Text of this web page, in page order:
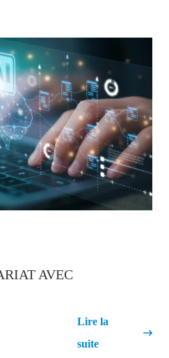
AVEC
Lire la
suite